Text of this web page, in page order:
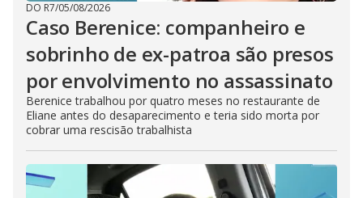
DO R7/05/08/2026
Caso Berenice: companheiro e
sobrinho de ex-patroa são presos
por envolvimento no assassinato
Berenice trabalhou por quatro meses no restaurante de
Eliane antes do desaparecimento e teria sido morta por
cobrar uma rescisão trabalhista